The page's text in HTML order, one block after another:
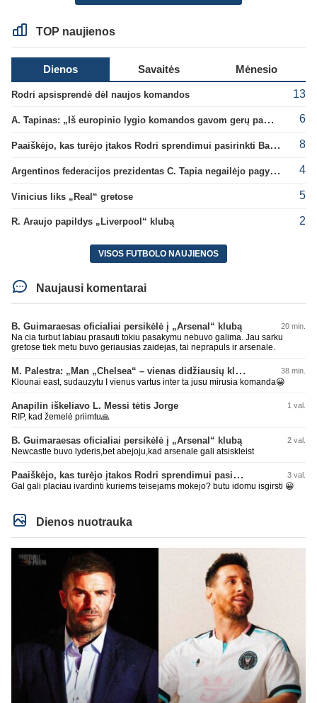
TOP naujienos
Dienos Savaitės Mėnesio
Rodri apsisprendė dėl naujos komandos 13
A. Tapinas: „Iš europinio lygio komandos gavom gerų pamokų“ 6
Paaiškėjo, kas turėjo įtakos Rodri sprendimui pasirinkti Barselonos pusę 8
Argentinos federacijos prezidentas C. Tapia negailėjo pagyrų G. Infantino 4
Vinicius liks „Real“ gretose 5
R. Araujo papildys „Liverpool“ klubą 2
VISOS FUTBOLO NAUJIENOS
Naujausi komentarai
B. Guimaraesas oficialiai persikėlė į „Arsenal“ klubą 20 min.
Na cia turbut labiau prasauti tokiu pasakymu nebuvo galima. Jau sarku
gretose tiek metu buvo geriausias zaidejas, tai neprapuls ir arsenale.
M. Palestra: „Man „Chelsea“ – vienas didžiausių klubų futbole“ 38 min.
Klounai east, sudauzytu I vienus vartus inter ta jusu mirusia komanda😀
Anapilin iškeliavo L. Messi tėtis Jorge 1 val.
RIP, kad žemelė priimtu🙏
B. Guimaraesas oficialiai persikėlė į „Arsenal“ klubą 2 val.
Newcastle buvo lyderis,bet abejoju,kad arsenale gali atsiskleist
Paaiškėjo, kas turėjo įtakos Rodri sprendimui pasirinkti Barselonos pusę 3 val.
Gal gali placiau ivardinti kuriems teisejams mokejo? butu idomu isgirsti 😀
Dienos nuotrauka